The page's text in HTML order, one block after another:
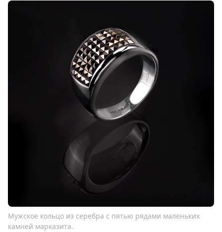
Мужское кольцо из серебра с пятью рядами маленьких
камней марказита.